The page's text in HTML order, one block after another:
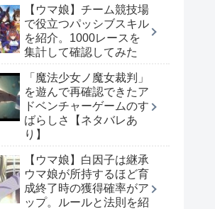
【ウマ娘】チーム競技場
で役立つパッシブスキル
を紹介。1000レースを
集計して確認してみた
「魔法少女ノ魔女裁判」
を遊んで再確認できたア
ドベンチャーゲームのす
ばらしさ【ネタバレあ
り】
【ウマ娘】白因子は継承
ウマ娘が所持するほど育
成終了時の獲得確率がア
ップ。ルールと法則を紹